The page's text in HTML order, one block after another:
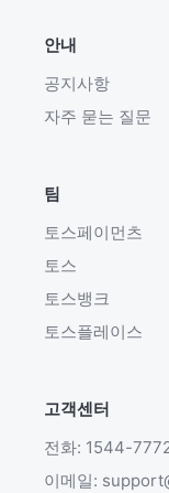
안내
공지사항
자주 묻는 질문
팀
토스페이먼츠
토스
토스뱅크
토스플레이스
고객센터
전화: 1544-
이메일: